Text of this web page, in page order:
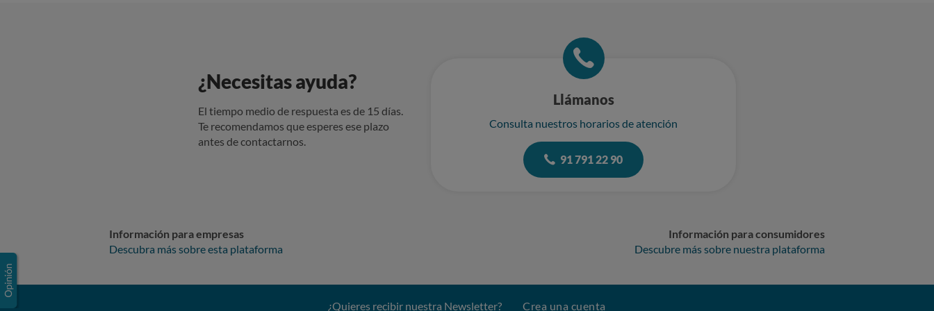
¿Necesitas ayuda?
El tiempo medio de respuesta es de 15 días.
Te recomendamos que esperes ese plazo
antes de contactarnos.
Llámanos
Consulta nuestros horarios de atención
91 791 22 90
Información para empresas
Descubra más sobre esta plataforma
Información para consumidores
Descubre más sobre nuestra plataforma
¿Quieres recibir nuestra Newsletter? Crea una cuenta